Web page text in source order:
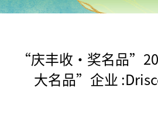
“庆丰收·奖名品
大名品”企业